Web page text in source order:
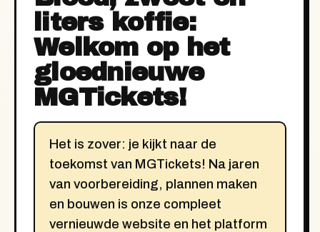
liters koffie:
Welkom op het
gloednieuwe
MGTickets!
Het is zover: je kijkt naar de
toekomst van MGTickets! Na jaren
van voorbereiding, plannen maken
en bouwen is onze compleet
vernieuwde website en het platform